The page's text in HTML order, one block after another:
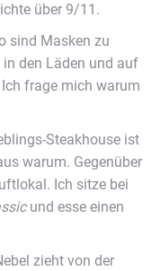
über 9/11.
sind Masken zu
in den Läden und auf
frage mich warum
Steakhouse ist
warum. Gegenüber
Ich sitze bei
und esse einen
zieht von der